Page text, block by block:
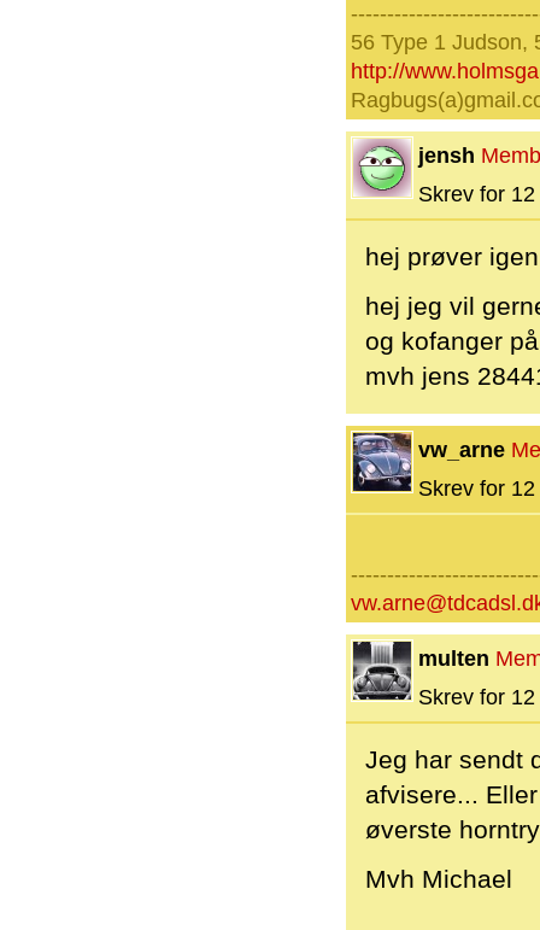
56 Type 1 Judson,
http://
jensh
Skrev for
hej prøver igen
hej jeg vil
og kofanger
mvh jens
vw_arne
Skrev for
multen
Skrev for
Jeg har sendt
afvisere...
øverste
Mvh Michael